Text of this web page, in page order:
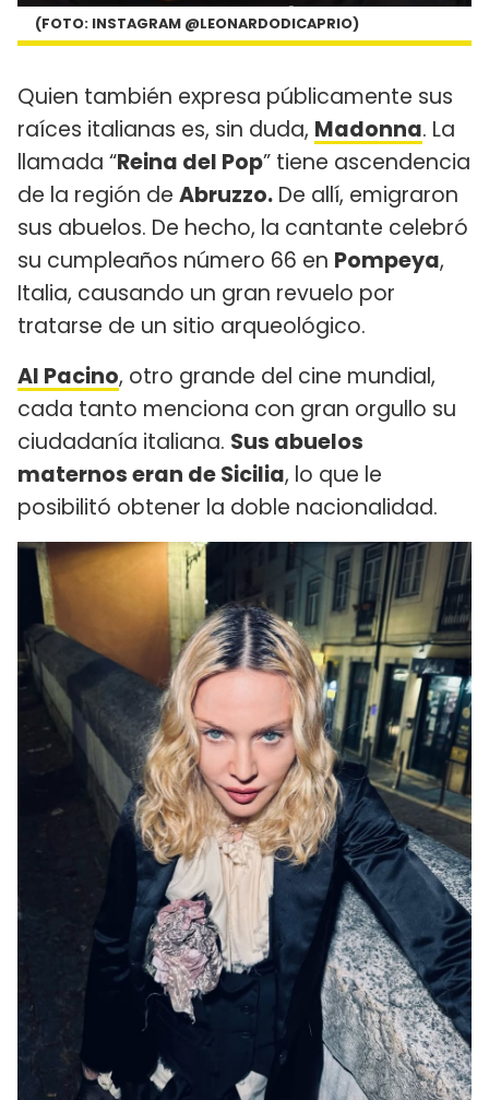
(FOTO: INSTAGRAM @LEONARDODICAPRIO)
Quien también expresa públicamente sus
raíces italianas es, sin duda, Madonna. La
llamada “Reina del Pop” tiene ascendencia
de la región de Abruzzo. De allí, emigraron
sus abuelos. De hecho, la cantante celebró
su cumpleaños número 66 en Pompeya,
Italia, causando un gran revuelo por
tratarse de un sitio arqueológico.
Al Pacino, otro grande del cine mundial,
cada tanto menciona con gran orgullo su
ciudadanía italiana. Sus abuelos
maternos eran de Sicilia, lo que le
posibilitó obtener la doble nacionalidad.